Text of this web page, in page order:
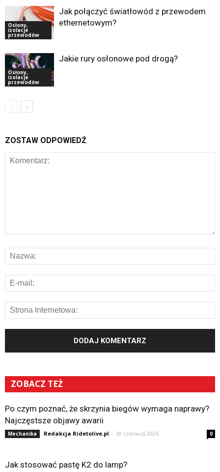
Osłony,
izolacje
przewodów
Jak połączyć światłowód z przewodem
ethernetowym?
Osłony,
izolacje
przewodów
Jakie rury osłonowe pod drogą?
ZOSTAW ODPOWIEDŹ
ZOBACZ TEŻ
Po czym poznać, że skrzynia biegów wymaga naprawy?
Najczęstsze objawy awarii
Mechanika Redakcja Ridetolive.pl - 30 czerwca 2026 0
Jak stosować pastę K2 do lamp?